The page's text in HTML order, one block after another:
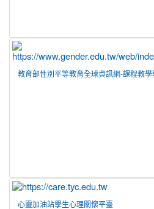
教育部性別平等教育全球資訊網-課程教學
心靈加油站學生心理關懷平臺